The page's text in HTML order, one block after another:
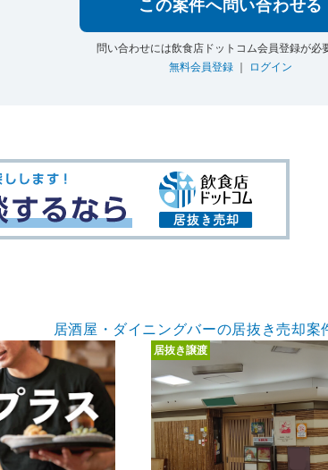
この案件へ問い合わせる
問い合わせには飲食店ドットコム会員登録が必
無料会員登録
ログイン
居酒屋・ダイニングバーの居抜き売却案
居抜き譲渡